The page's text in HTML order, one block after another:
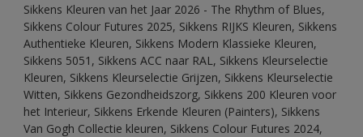
Sikkens Kleuren van het Jaar 2026 - The Rhythm of Blues,
Sikkens Colour Futures 2025, Sikkens RIJKS Kleuren, Sikkens
Authentieke Kleuren, Sikkens Modern Klassieke Kleuren,
Sikkens 5051, Sikkens ACC naar RAL, Sikkens Kleurselectie
Kleuren, Sikkens Kleurselectie Grijzen, Sikkens Kleurselectie
Witten, Sikkens Gezondheidszorg, Sikkens 200 Kleuren voor
het Interieur, Sikkens Erkende Kleuren (Painters), Sikkens
Van Gogh Collectie kleuren, Sikkens Colour Futures 2024,